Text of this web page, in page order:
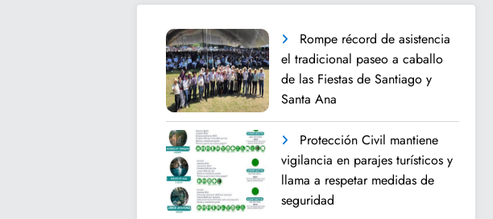
Rompe récord de asistencia
el tradicional paseo a caballo
de las Fiestas de Santiago y
Santa Ana
Protección Civil mantiene
vigilancia en parajes turísticos y
llama a respetar medidas de
seguridad